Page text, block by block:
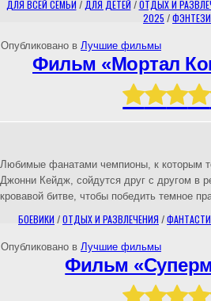
ДЛЯ ВСЕЙ СЕМЬИ / ДЛЯ ДЕТЕЙ /ОТДЫХ И
2025 /ФЭНТЕЗИ
Опубликовано в Лучшие фильмы
Фильм «Мортал
Любимые фанатами чемпионы, к которым
Джонни Кейдж, сойдутся друг с другом в
кровавой битве, чтобы победить темное
БОЕВИКИ /ОТДЫХ И РАЗВЛЕЧЕНИЯ /
Опубликовано в Лучшие фильмы
Фильм